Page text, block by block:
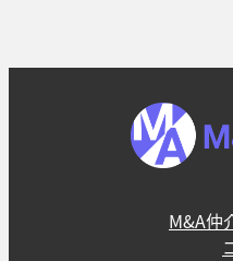
M&A仲